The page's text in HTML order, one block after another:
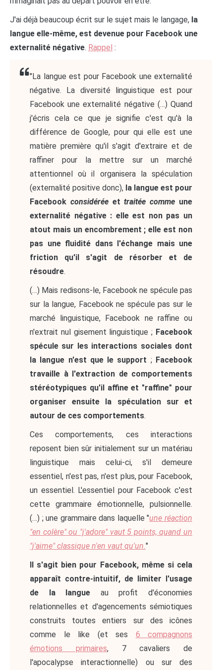
J'ai déjà beaucoup écrit sur le sujet mais le langage, la
langue elle-même, est devenue pour Facebook une
externalité négative. Rappel :
"La langue est pour Facebook une externalité
négative. La diversité linguistique est pour
Facebook une externalité négative (…) Quand
j'écris cela ce que je signifie c'est qu'à la
différence de Google, pour qui elle est une
matière première qu'il s'agit d'extraire et de
raffiner pour la mettre sur un marché
attentionnel où il organisera la spéculation
(externalité positive donc), la langue est pour
Facebook considéréeettraitée comme une
externalité négative : elle est non pas un
atout mais un encombrement ; elle est non
pas une fluidité dans l'échange mais une
friction qu'il s'agit de résorber et de
résoudre.
(…) Mais redisons-le, Facebook ne spécule pas
sur la langue, Facebook ne spécule pas sur le
marché linguistique, Facebook ne raffine ou
n'extrait nul gisement linguistique ; Facebook
spécule sur les interactions sociales dont
la langue n'est que le support ; Facebook
travaille à l'extraction de comportements
stéréotypiques qu'il affine et "raffine" pour
organiser ensuite la spéculation sur et
autour de ces comportements.
Ces comportements, ces interactions
reposent bien sûr initialement sur un matériau
linguistique mais celui-ci, s'il demeure
essentiel, n'est pas, n'est plus, pour Facebook,
un essentiel. L'essentiel pour Facebook c'est
cette grammaire émotionnelle, pulsionnelle.
(…) ; une grammaire dans laquelle "une réaction
"en colère" ou "j'adore" vaut 5 points, quand un
"j'aime" classique n'en vaut qu'un."
Il s'agit bien pour Facebook, même si cela
apparaît contre-intuitif, de limiter l'usage
de la langue au profit d'économies
relationnelles et d'agencements sémiotiques
construits toutes entiers sur des icônes
comme le like (et ses 6 compagnons
émotions primaires, 7 cavaliers de
l'apocalypse interactionnelle) ou sur des